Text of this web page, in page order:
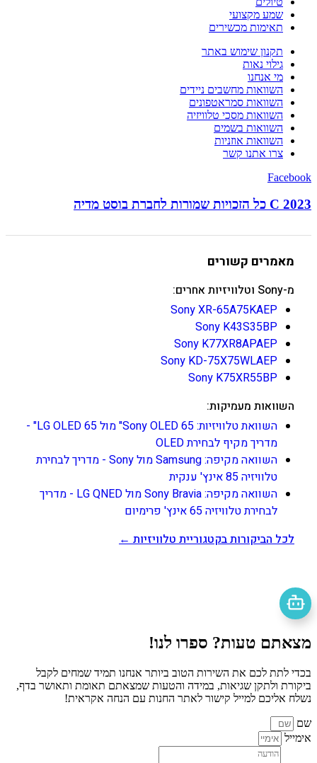
שמע מקצועי
תאימות מכשירים
תקנון שימוש באתר
גילוי נאות
מי אנחנו
השוואות מחשבים ניידים
השוואות סמראטפונים
השוואות מסכי טלוויזיה
השוואות בשמים
השוואות אוזניות
צרו אתנו קשר
Facebook
C 2023 כל הזכויות שמורות לחברת בוסט מדיה
מאמרים קשורים
מ-Sony וטלוויזיות אחרים:
Sony XR-65A75KAEP
Sony K43S35BP
Sony K77XR8APAEP
Sony KD-75X75WLAEP
Sony K75XR55BP
השוואות מעמיקות:
השוואת טלוויזיות: Sony OLED 65" מול LG OLED 65" -
מדריך מקיף לבחירת OLED
השוואה מקיפה: Samsung מול Sony - מדריך לבחירת
טלוויזיה 85 אינץ' ענקית
השוואה מקיפה: Sony Bravia מול LG QNED - מדריך
לבחירת טלוויזיה 65 אינץ' פרימיום
לכל הביקורות בקטגוריית טלוויזיות ←
מצאתם טעות? ספרו לנו!
בכדי לתת לכם את השירות הטוב ביותר אנחנו תמיד שמחים לקבל
ביקורת ולתקן שגיאות, במידה והטעות שמצאתם תאומת ותאושר בדף,
נשלח אליכם למייל קישור לאתר החנות עם הנחה אקראית!
שם
אימייל